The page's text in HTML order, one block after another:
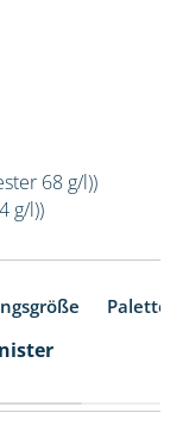
68 g/l))
g/l))